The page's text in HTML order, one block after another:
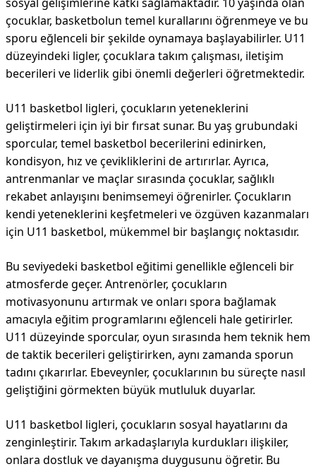
çocuklar, basketbolun temel kurallarını öğrenmeye ve bu
sporu eğlenceli bir şekilde oynamaya başlayabilirler. U11
düzeyindeki ligler, çocuklara takım çalışması, iletişim
becerileri ve liderlik gibi önemli değerleri öğretmektedir.
U11 basketbol ligleri, çocukların yeteneklerini
geliştirmeleri için iyi bir fırsat sunar. Bu yaş grubundaki
sporcular, temel basketbol becerilerini edinirken,
kondisyon, hız ve çevikliklerini de artırırlar. Ayrıca,
antrenmanlar ve maçlar sırasında çocuklar, sağlıklı
rekabet anlayışını benimsemeyi öğrenirler. Çocukların
kendi yeteneklerini keşfetmeleri ve özgüven kazanmaları
için U11 basketbol, mükemmel bir başlangıç noktasıdır.
Bu seviyedeki basketbol eğitimi genellikle eğlenceli bir
atmosferde geçer. Antrenörler, çocukların
motivasyonunu artırmak ve onları spora bağlamak
amacıyla eğitim programlarını eğlenceli hale getirirler.
U11 düzeyinde sporcular, oyun sırasında hem teknik hem
de taktik becerileri geliştirirken, aynı zamanda sporun
tadını çıkarırlar. Ebeveynler, çocuklarının bu süreçte nasıl
geliştiğini görmekten büyük mutluluk duyarlar.
U11 basketbol ligleri, çocukların sosyal hayatlarını da
zenginleştirir. Takım arkadaşlarıyla kurdukları ilişkiler,
onlara dostluk ve dayanışma duygusunu öğretir. Bu